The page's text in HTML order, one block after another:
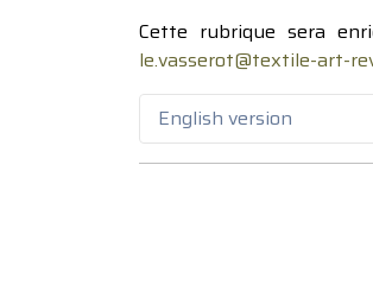
Cette rubrique sera
le.vasserot@textile-art-
English version